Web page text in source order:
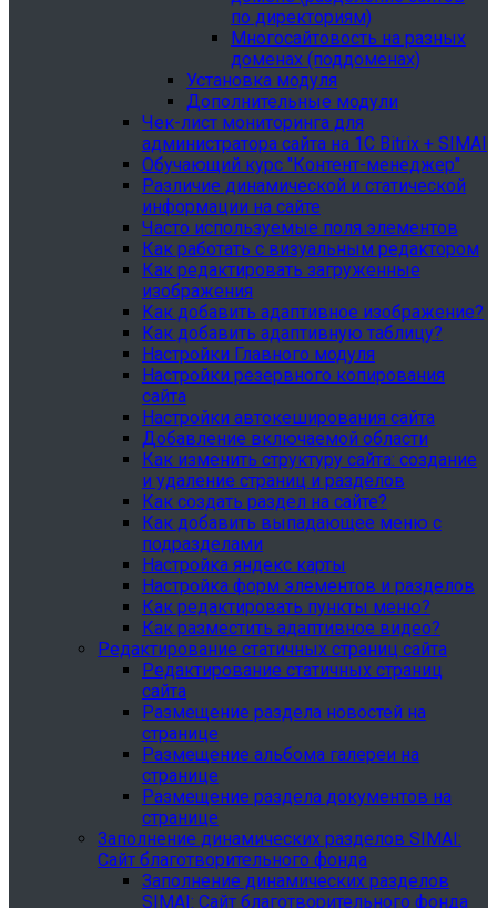
по директориям)
Многосайтовость на разных
доменах (поддоменах)
Установка модуля
Дополнительные модули
Чек-лист мониторинга для
администратора сайта на 1С Bitrix + SIMAI
Обучающий курс "Контент-менеджер"
Различие динамической и статической
информации на сайте
Часто используемые поля элементов
Как работать с визуальным редактором
Как редактировать загруженные
изображения
Как добавить адаптивное изображение?
Как добавить адаптивную таблицу?
Настройки Главного модуля
Настройки резервного копирования
сайта
Настройки автокеширования сайта
Добавление включаемой области
Как изменить структуру сайта: создание
и удаление страниц и разделов
Как создать раздел на сайте?
Как добавить выпадающее меню с
подразделами
Настройка яндекс карты
Настройка форм элементов и разделов
Как редактировать пункты меню?
Как разместить адаптивное видео?
Редактирование статичных страниц сайта
Редактирование статичных страниц
сайта
Размещение раздела новостей на
странице
Размещение альбома галереи на
странице
Размещение раздела документов на
странице
Заполнение динамических разделов SIMAI:
Сайт благотворительного фонда
Заполнение динамических разделов
SIMAI: Сайт благотворительного фонда